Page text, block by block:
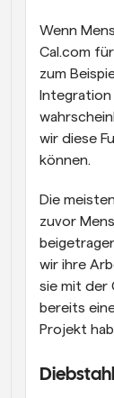
Wenn
Cal.com
zum
wir diese
können.
Die
zuvor
wir ihre
sie mit der
bereits
Projekt
Diebstahl